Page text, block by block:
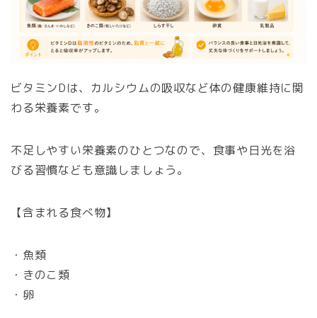
ビタミンDは、カルシウムの吸収など体の健康維持に関
わる栄養素です。
不足しやすい栄養素のひとつなので、食事や日光を浴
びる習慣なども意識しましょう。
【含まれる食べ物】
・魚類
・きのこ類
・卵